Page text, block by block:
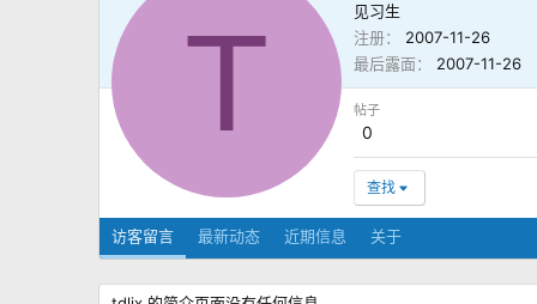
T
见习生
注册
2007-11-26
最后露面
2007-11-26
帖子
0
查找
访客留言 最新动态 近期信息 关于